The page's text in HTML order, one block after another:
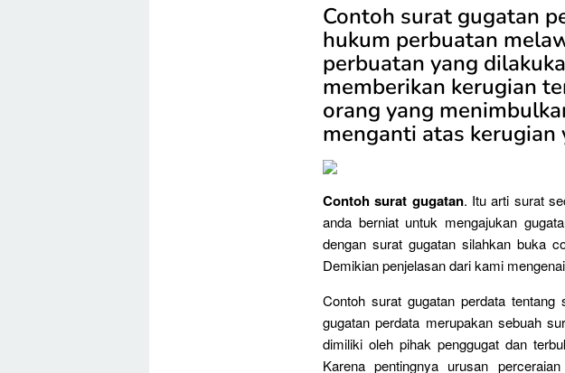
Contoh surat gugatan
hukum perbuatan
perbuatan yang
memberikan kerugian
orang yang
menganti atas kerugian
Contoh surat gugatan. Itu arti surat
anda berniat untuk mengajukan
dengan surat gugatan silahkan buka
Demikian penjelasan dari kami
Contoh surat gugatan perdata
gugatan perdata merupakan sebuah
dimiliki oleh pihak penggugat dan
Karena pentingnya urusan